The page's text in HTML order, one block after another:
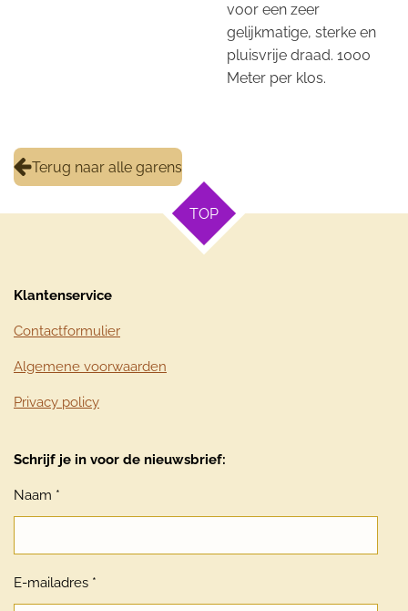
voor een zeer
gelijkmatige, sterke en
pluisvrije draad. 1000
Meter per klos.
Terug naar alle garens
TOP
Klantenservice
Contactformulier
Algemene voorwaarden
Privacy policy
Schrijf je in voor de nieuwsbrief:
Naam *
E-mailadres *